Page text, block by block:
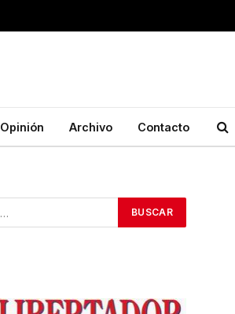
Opinión Archivo Contacto